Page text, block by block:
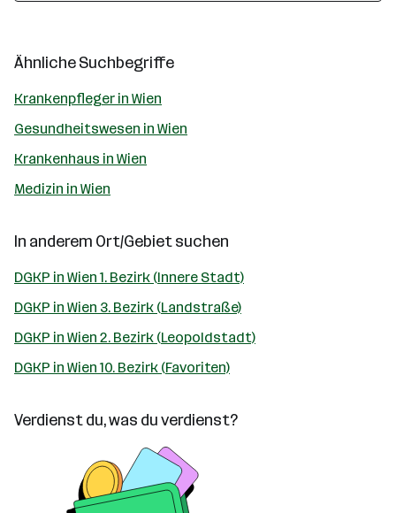
Ähnliche Suchbegriffe
Krankenpfleger in Wien
Gesundheitswesen in Wien
Krankenhaus in Wien
Medizin in Wien
In anderem Ort/Gebiet suchen
DGKP in Wien 1. Bezirk (Innere Stadt)
DGKP in Wien 3. Bezirk (Landstraße)
DGKP in Wien 2. Bezirk (Leopoldstadt)
DGKP in Wien 10. Bezirk (Favoriten)
Verdienst du, was du verdienst?